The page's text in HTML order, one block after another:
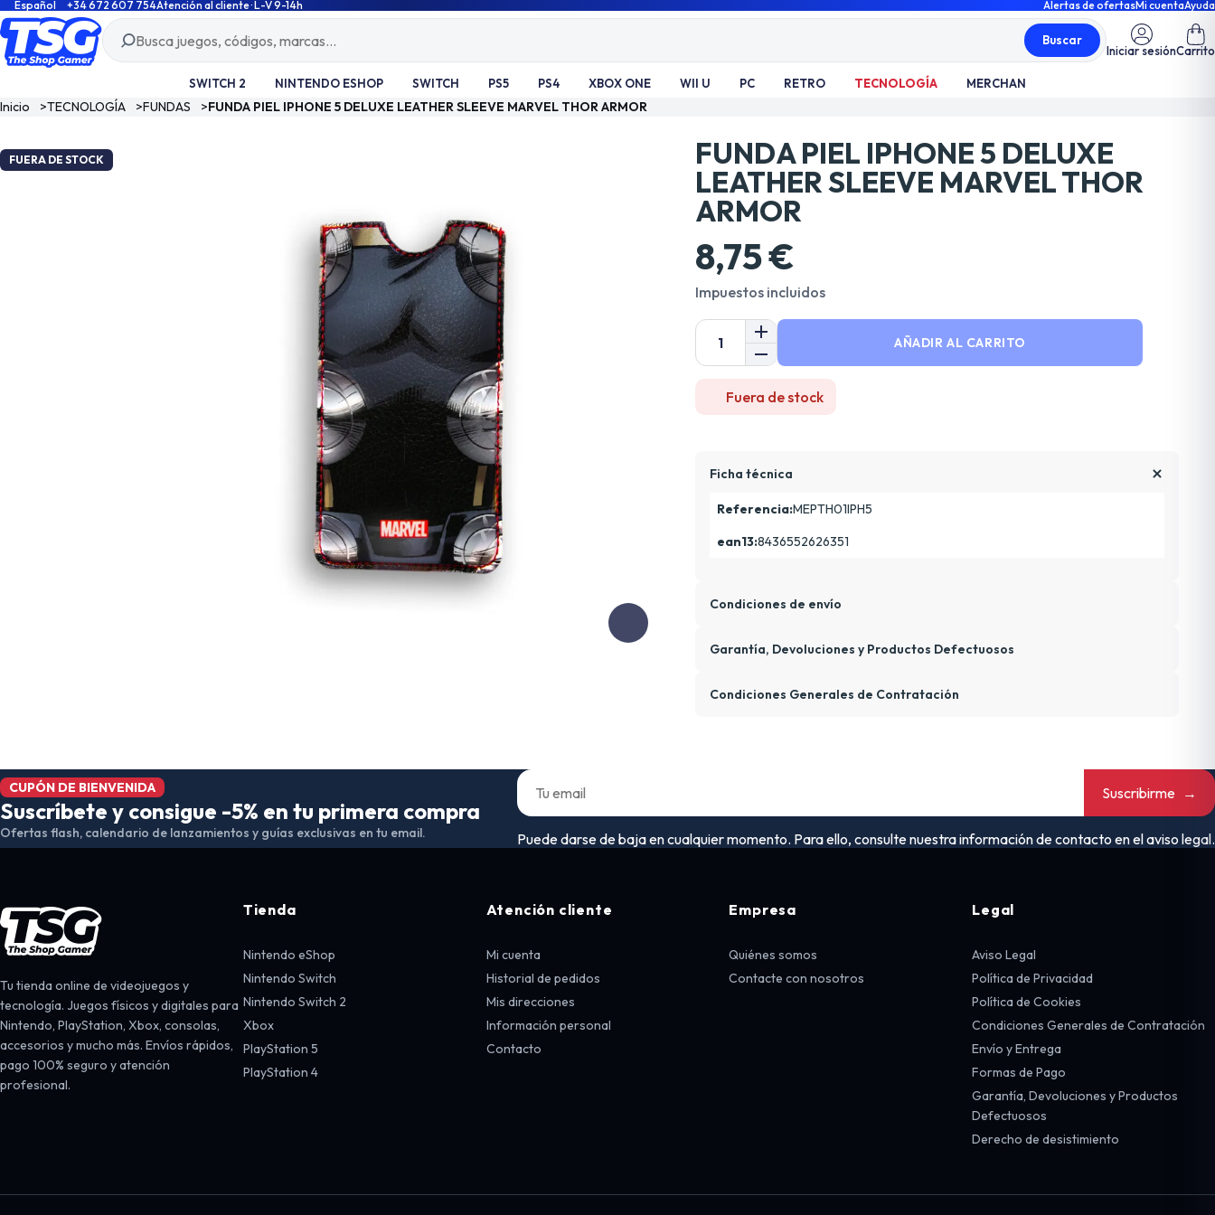
Español +34 672 607 754Atención al cliente · L-V 9-14h Alertas de ofertasMi cuentaAyuda
Buscar
Iniciar sesiónCarrito
SWITCH 2 NINTENDO ESHOP SWITCH PS5 PS4 XBOX ONE WII U PC RETRO TECNOLOGÍA MERCHAN
Inicio >TECNOLOGÍA >FUNDAS >FUNDA PIEL IPHONE 5 DELUXE LEATHER SLEEVE MARVEL THOR ARMOR
FUERA DE STOCK
FUNDA PIEL IPHONE 5 DELUXE
LEATHER SLEEVE MARVEL THOR
ARMOR
8,75 €
Impuestos incluidos
AÑADIR AL CARRITO
Fuera de stock
Ficha técnica
Referencia:MEPTH01IPH5
ean13:8436552626351
Condiciones de envío
Garantía, Devoluciones y Productos Defectuosos
Condiciones Generales de Contratación
CUPÓN DE BIENVENIDA
Suscríbete y consigue -5% en tu primera compra
Ofertas flash, calendario de lanzamientos y guías exclusivas en tu email.
Suscribirme →
Puede darse de baja en cualquier momento. Para ello, consulte nuestra información de contacto en el aviso legal.
Tu tienda online de videojuegos y
tecnología. Juegos físicos y digitales para
Nintendo, PlayStation, Xbox, consolas,
accesorios y mucho más. Envíos rápidos,
pago 100% seguro y atención
profesional.
Tienda
Nintendo eShop
Nintendo Switch
Nintendo Switch 2
Xbox
PlayStation 5
PlayStation 4
Atención cliente
Mi cuenta
Historial de pedidos
Mis direcciones
Información personal
Contacto
Empresa
Quiénes somos
Contacte con nosotros
Legal
Aviso Legal
Política de Privacidad
Política de Cookies
Condiciones Generales de Contratación
Envío y Entrega
Formas de Pago
Garantía, Devoluciones y Productos
Defectuosos
Derecho de desistimiento